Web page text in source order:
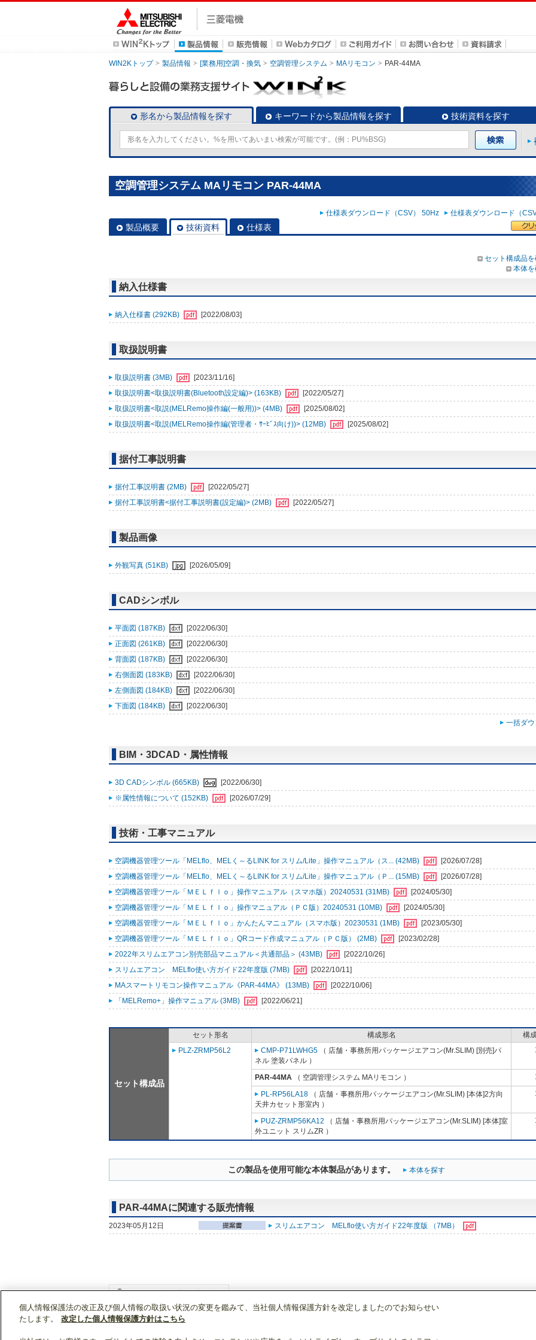
WIN2Kトップ 製品情報 [業務用]空調・換気 空調管理システム MAリモコン PAR-44MA
形名から製品情報を探す キーワードから製品情報を探す 技術資料を探す
空調管理システム MAリモコン PAR-44MA
仕様表ダウンロード（CSV） 50Hz 仕様表ダウンロード（
製品概要 技術資料 仕様表
セット構成品
本体
納入仕様書
納入仕様書 (292KB) [2022/08/03]
取扱説明書
取扱説明書 (3MB)
[2023/11/16]
取扱説明書<取扱説明書(Bluetooth設定編)> (163KB)
[2022/05/27]
取扱説明書<取説(MELRemo操作編(一般用))> (4MB)
[2025/08/02]
取扱説明書<取説(MELRemo操作編(管理者・ｻｰﾋﾞｽ向け))> (12MB)
[2025/08/02]
据付工事説明書
据付工事説明書 (2MB)
[2022/05/27]
据付工事説明書<据付工事説明書(設定編)> (2MB)
[2022/05/27]
製品画像
外観写真 (51KB) [2026/05/09]
CADシンボル
平面図 (187KB)
[2022/06/30]
正面図 (261KB)
[2022/06/30]
背面図 (187KB)
[2022/06/30]
右側面図 (183KB)
[2022/06/30]
左側面図 (184KB)
[2022/06/30]
下面図 (184KB)
[2022/06/30]
一括ダ
BIM・3DCAD・属性情報
3D CADシンボル (665KB)
[2022/06/30]
※属性情報について (152KB)
[2026/07/29]
技術・工事マニュアル
空調機器管理ツール「MELflo、MELく～るLINK for スリム/Lite」操作マニュアル（ス... (42MB)
[2026/07/28]
空調機器管理ツール「MELflo、MELく～るLINK for スリム/Lite」操作マニュアル（Ｐ... (15MB)
[2026/07/28]
空調機器管理ツール「ＭＥＬｆｌｏ」操作マニュアル（スマホ版）20240531 (31MB)
[2024/05/30]
空調機器管理ツール「ＭＥＬｆｌｏ」操作マニュアル（ＰＣ版）20240531 (10MB)
[2024/05/30]
空調機器管理ツール「ＭＥＬｆｌｏ」かんたんマニュアル（スマホ版）20230531 (1MB)
[2023/05/30]
空調機器管理ツール「ＭＥＬｆｌｏ」QRコード作成マニュアル（ＰＣ版） (2MB)
[2023/02/28]
2022年スリムエアコン別売部品マニュアル＜共通部品＞ (43MB)
[2022/10/26]
スリムエアコン MELflo使い方ガイド22年度版 (7MB)
[2022/10/11]
MAスマートリモコン操作マニュアル《PAR-44MA》 (13MB)
[2022/10/06]
「MELRemo+」操作マニュアル (3MB)
[2022/06/21]
セット構成品
セット形名 構成形名
構
PLZ-ZRMP56L2
CMP-P71LWHG5 （ 店舗・事務所用パッケージエアコン(Mr.SLIM) [別売]パ
ネル 塗装パネル ）
PAR-44MA （ 空調管理システム MAリモコン ）
PL-RP56LA18 （ 店舗・事務所用パッケージエアコン(Mr.SLIM) [本体]2方向
天井カセット形室内 ）
PUZ-ZRMP56KA12 （ 店舗・事務所用パッケージエアコン(Mr.SLIM) [本体]室
外ユニット スリムZR ）
この製品を使用可能な本体製品があります。 本体を探す
PAR-44MAに関連する販売情報
2023年05月12日 スリムエアコン MELflo使い方ガイド22年度版 （7MB）
WIN2Kトップ 製品情報
個人情報保護法の改正及び個人情報の取扱い状況の変更を鑑みて、当社個人情報保護方針を改定しましたのでお知らせい
たします。
改定した個人情報保護方針はこちら